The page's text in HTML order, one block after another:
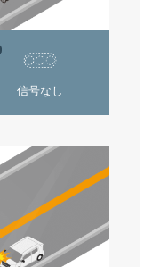
信号なし